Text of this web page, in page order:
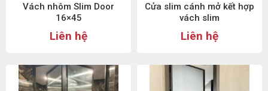
Vách nhôm Slim Door
16×45
Liên hệ
Cửa slim cánh mở kết hợp
vách slim
Liên hệ